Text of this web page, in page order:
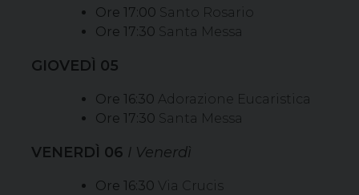
Ore 17:00 Santo Rosario
Ore 17:30 Santa Messa
GIOVEDÌ 05
Ore 16:30 Adorazione Eucaristica
Ore 17:30 Santa Messa
VENERDÌ 06 I Venerdì
Ore 16:30 Via Crucis